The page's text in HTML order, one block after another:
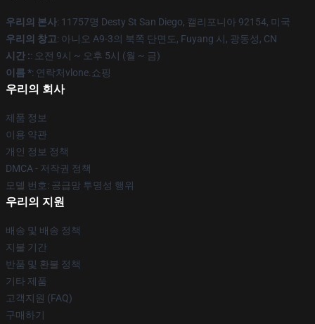
우리의 본사: 11757명 Desty St San Diego, 캘리포니아 92154, 미국
우리의 창고: 아니오 A9-3의 북쪽 단면도, Fuyang 시, 광동성, CN
시간 :: 오전 9시 ~ 오후 5시 (월 ~ 금)
이름 *: 연락처vlone.쇼핑
우리의 회사
제품 정보
이용 약관
개인 정보 정책
DMCA - 저작권 정책
모델 번호: 공급망 투명성 행위
우리의 지원
배송 및 배송 정책
지불 기간
반품 및 환불 정책
기타 제품
고객지원 (FAQ)
구매하기